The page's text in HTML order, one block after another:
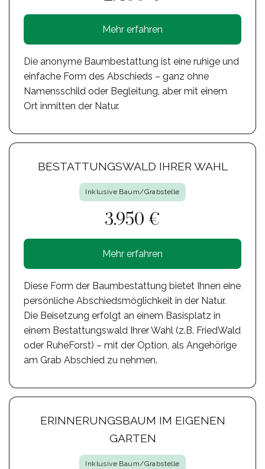
Mehr erfahren
Die anonyme Baumbestattung ist eine ruhige und
einfache Form des Abschieds – ganz ohne
Namensschild oder Begleitung, aber mit einem
Ort inmitten der Natur.
BESTATTUNGSWALD IHRER WAHL
Inklusive Baum/Grabstelle
3.950 €
Mehr erfahren
Diese Form der Baumbestattung bietet Ihnen eine
persönliche Abschiedsmöglichkeit in der Natur.
Die Beisetzung erfolgt an einem Basisplatz in
einem Bestattungswald Ihrer Wahl (z.B. FriedWald
oder RuheForst) – mit der Option, als Angehörige
am Grab Abschied zu nehmen.
ERINNERUNGSBAUM IM EIGENEN
GARTEN
Inklusive Baum/Grabstelle